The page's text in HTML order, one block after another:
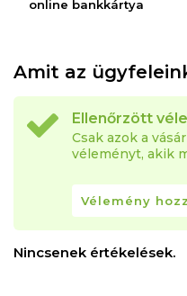
online bankkártya
Amit az
Ellenőrzött
Csak azok a
véleményt, akik
Vélemény
Nincsenek értékelések.